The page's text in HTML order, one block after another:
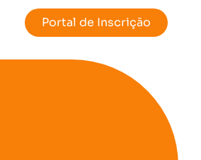
Portal de Inscrição